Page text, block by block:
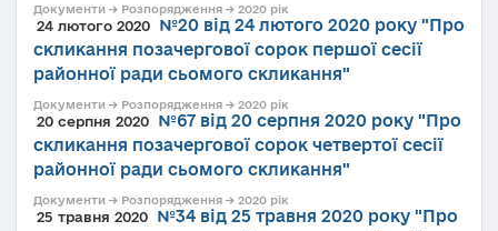
Документи → Розпорядження → 2020 рік
24 лютого 2020
№20 від 24 лютого 2020 року "Про
скликання позачергової сорок першої сесії
районної ради сьомого скликання"
Документи → Розпорядження → 2020 рік
20 серпня 2020
№67 від 20 серпня 2020 року "Про
скликання позачергової сорок четвертої сесії
районної ради сьомого скликання"
Документи → Розпорядження → 2020 рік
25 травня 2020
№34 від 25 травня 2020 року "Про